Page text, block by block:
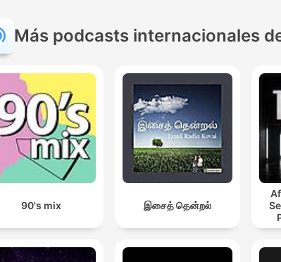
Más podcasts internacionales
90's mix இசைத் தென்றல்